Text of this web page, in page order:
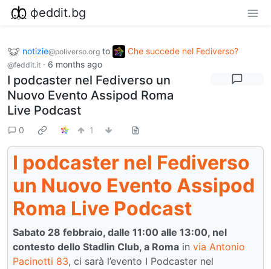
фeddit.bg
notizie@poliverso.org to Che succede nel Fediverso?
@feddit.it · 6 months ago
I podcaster nel Fediverso un
Nuovo Evento Assipod Roma
Live Podcast
0 1
I podcaster nel Fediverso
un Nuovo Evento Assipod
Roma Live Podcast
Sabato 28 febbraio, dalle 11:00 alle 13:00, nel
contesto dello Stadlin Club, a Roma in via Antonio
Pacinotti 83, ci sarà l’evento I Podcaster nel